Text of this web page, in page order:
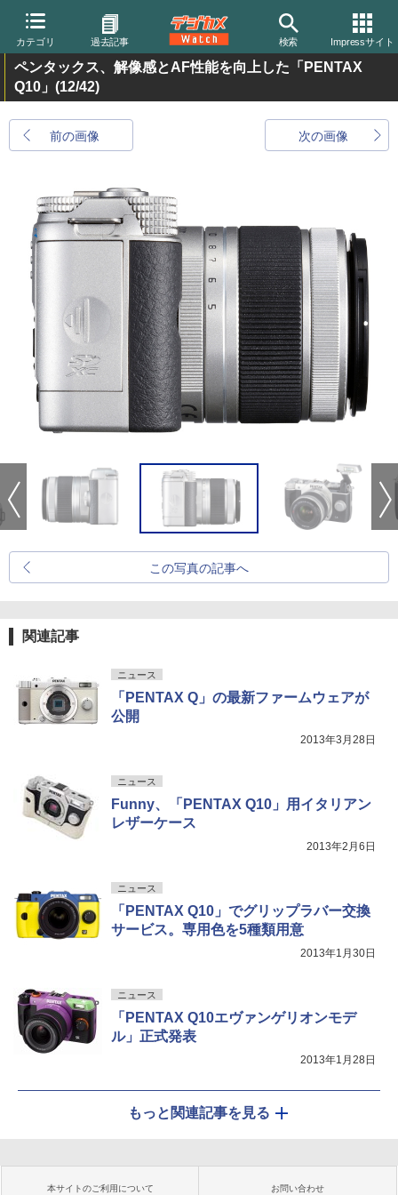
カテゴリ 過去記事 検索 Impressサイト
ペンタックス、解像感とAF性能を向上した「PENTAX
Q10」 (12/42)
前の画像 次の画像
この写真の記事へ
関連記事
ニュース
「PENTAX Q」の最新ファームウェアが
公開
2013年3月28日
ニュース
Funny、「PENTAX Q10」用イタリアン
レザーケース
2013年2月6日
ニュース
「PENTAX Q10」でグリップラバー交換
サービス。専用色を5種類用意
2013年1月30日
ニュース
「PENTAX Q10エヴァンゲリオンモデ
ル」正式発表
2013年1月28日
もっと関連記事を見る
本サイトのご利用について お問い合わせ